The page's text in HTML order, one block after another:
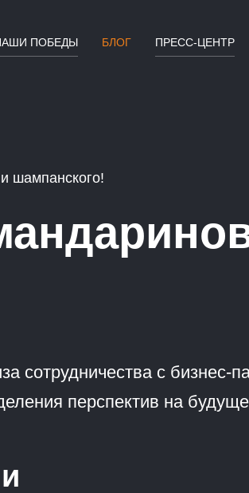
ПОБЕДЫ БЛОГ ПРЕСС-ЦЕНТР
шампанского!
сотрудничества с бизнес-
перспектив на